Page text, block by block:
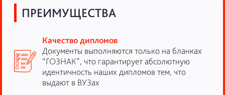
ПРЕИМУЩЕСТВА
Качество дипломов
Документы выполняются только на бланках
“ГОЗНАК”, что гарантирует абсолютную
идентичность наших дипломов тем, что
выдают в ВУЗах